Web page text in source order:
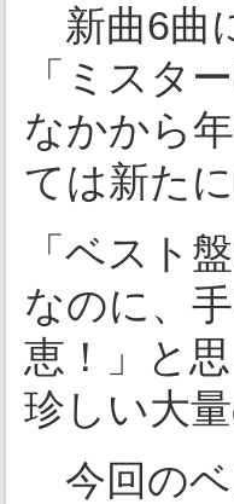
新曲6曲
「ミスタ
なかから
ては新た
「ベスト
なのに、
恵！」と
珍しい大
今回のベ